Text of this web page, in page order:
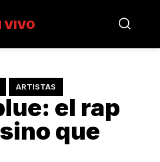
VIVO
ARTISTAS
el rap
que